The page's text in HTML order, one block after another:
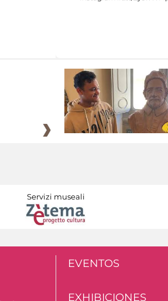
Servizi museali
EVENTOS
EXHIBICIONES